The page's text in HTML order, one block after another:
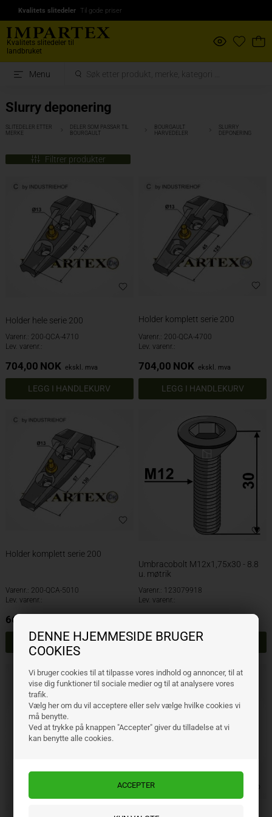
DENNE HJEMMESIDE BRUGER
COOKIES
Vi bruger cookies til at tilpasse vores indhold og annoncer, til at
vise dig funktioner til sociale medier og til at analysere vores
trafik.
Vælg her om du vil acceptere eller selv vælge hvilke cookies vi
må benytte.
Ved at trykke på knappen "Accepter" giver du tilladelse at vi
kan benytte alle cookies.
Kvalitets slitedeler Til gode priser
Kvalitets slitedeler til
landbruket
Menu
Slurry deponering
SLITEDELER ETTER
MERKE
DELER SOM PASSAR TIL
BOURGAULT
BOURGAULT
HARVEDELER
SLURRY
DEPONERING
Filtrer produkter
Holder hele serie 200
Varenr.: 200-QCA-4710
Lev. varenr.:
704,00 NOK ekskl. mva
Holder komplett serie 200
Varenr.: 200-QCA-4700
Lev. varenr.:
704,00 NOK ekskl. mva
Holder komplett serie 200
Varenr.: 200-QCA-5010
Lev. varenr.:
666,00
Umbracobolt M12x1,75x30 - 8.8
u. møtrik
Varenr.: 123079918
Lev. varenr.: